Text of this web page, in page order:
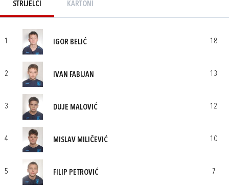
STRIJELCI KARTONI
1 IGOR BELIĆ 18
2 IVAN FABIJAN 13
3 DUJE MALOVIĆ 12
4 MISLAV MILIČEVIĆ 10
5 FILIP PETROVIĆ 7